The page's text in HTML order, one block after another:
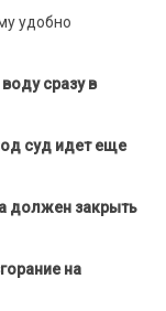
удобно
сразу в
суд идет еще
должен закрыть
на